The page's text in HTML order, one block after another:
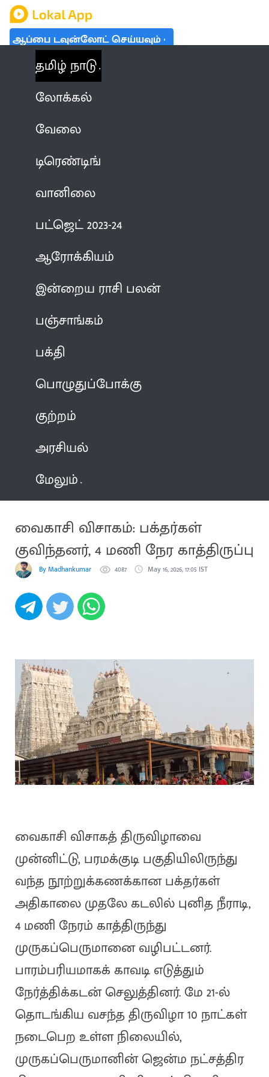
ஆப்பை டவுன்லோட் செய்யவும்
தமிழ் நாடு
லோக்கல்
வேலை
டிரெண்டிங்
வானிலை
பட்ஜெட் 2023-24
ஆரோக்கியம்
இன்றைய ராசி பலன்
பஞ்சாங்கம்
பக்தி
பொழுதுப்போக்கு
குற்றம்
அரசியல்
மேலும்
வைகாசி விசாகம்: பக்தர்கள்
குவிந்தனர், 4 மணி நேர காத்திருப்பு
By Madhankumar 4087 May 16, 2026, 17:05 IST
வைகாசி விசாகத் திருவிழாவை
முன்னிட்டு, பரமக்குடி பகுதியிலிருந்து
வந்த நூற்றுக்கணக்கான பக்தர்கள்
அதிகாலை முதலே கடலில் புனித நீராடி,
4 மணி நேரம் காத்திருந்து
முருகப்பெருமானை வழிபட்டனர்.
பாரம்பரியமாகக் காவடி எடுத்தும்
நேர்த்திக்கடன் செலுத்தினர். மே 21-ல்
தொடங்கிய வசந்த திருவிழா 10 நாட்கள்
நடைபெற உள்ள நிலையில்,
முருகப்பெருமானின் ஜென்ம நட்சத்திர